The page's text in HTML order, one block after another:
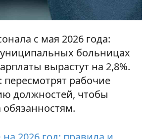
с мая 2026 года:
больницах
вырастут на 2,8%.
рабочие
должностей, чтобы
обязанностям.